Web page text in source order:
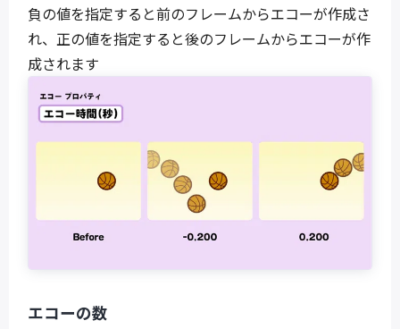
負の値を指定すると前のフレームからエコーが作成さ
れ、正の値を指定すると後のフレームからエコーが作
成されます
エコーの数